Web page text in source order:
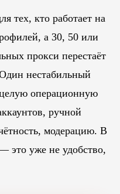
тех, кто работает на
а 30, 50 или
прокси перестаёт
нестабильный
операционную
ручной
модерацию. В
это уже не удобство,